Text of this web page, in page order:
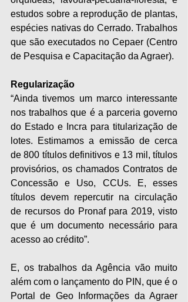
estudos sobre a reprodução de plantas,
espécies nativas do Cerrado. Trabalhos
que são executados no Cepaer (Centro
de Pesquisa e Capacitação da Agraer).
Regularização
“Ainda tivemos um marco interessante
nos trabalhos que é a parceria governo
do Estado e Incra para titularização de
lotes. Estimamos a emissão de cerca
de 800 títulos definitivos e 13 mil, títulos
provisórios, os chamados Contratos de
Concessão e Uso, CCUs. E, esses
títulos devem repercutir na circulação
de recursos do Pronaf para 2019, visto
que é um documento necessário para
acesso ao crédito”.
E, os trabalhos da Agência vão muito
além com o lançamento do PIN, que é o
Portal de Geo Informações da Agraer